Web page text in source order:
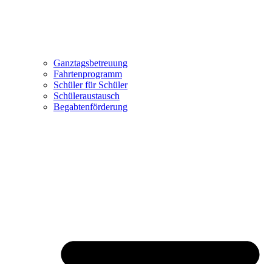
Ganztagsbetreuung
Fahrtenprogramm
Schüler für Schüler
Schüleraustausch
Begabtenförderung